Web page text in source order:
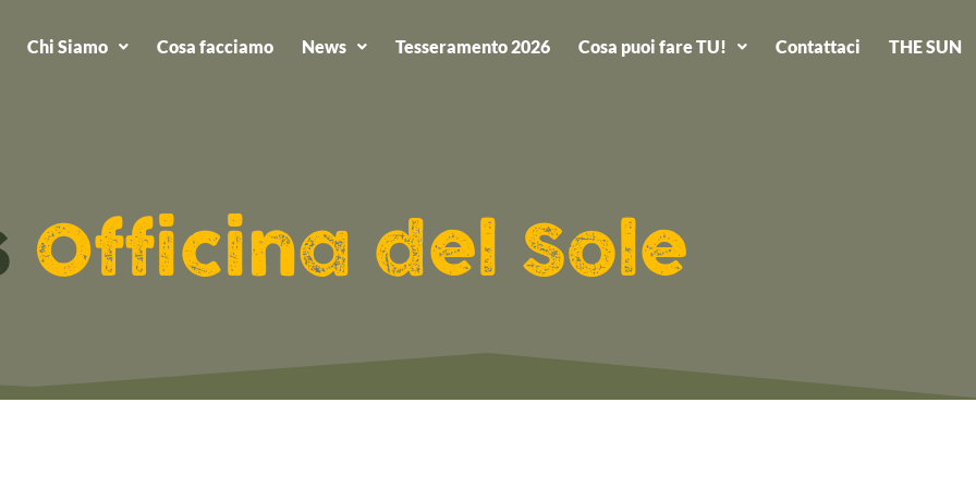
Chi Siamo Cosa facciamo News Tesseramento 2026 Cosa puoi fare TU! Contattaci THE SUN
Officina del Sole